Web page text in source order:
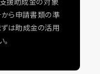
から申請書類の準
ずは助成金の活用